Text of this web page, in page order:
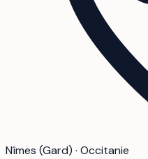
Nîmes (Gard) · Occitanie